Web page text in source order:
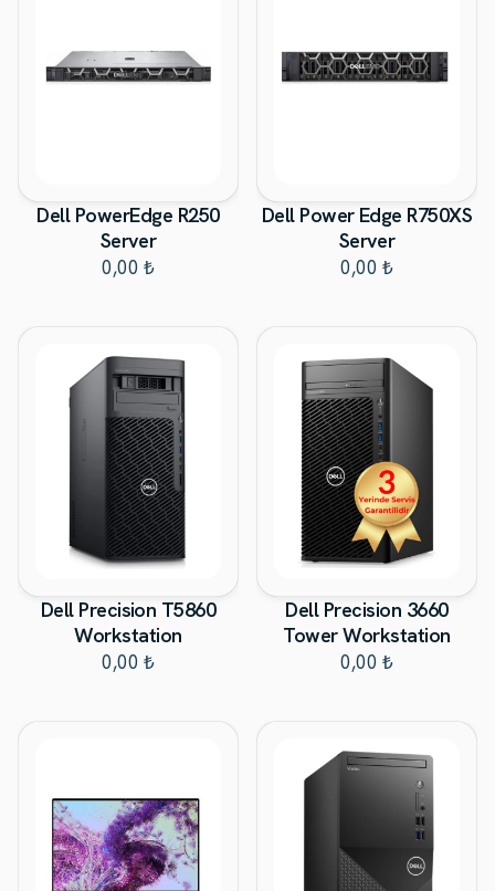
Dell PowerEdge R250
Server
0,00 ₺
Dell Power Edge R750XS
Server
0,00 ₺
Dell Precision T5860
Workstation
0,00 ₺
Dell Precision 3660
Tower Workstation
0,00 ₺